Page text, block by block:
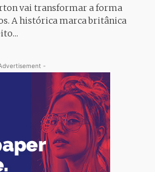
vai transformar a forma
A histórica marca britânica
-